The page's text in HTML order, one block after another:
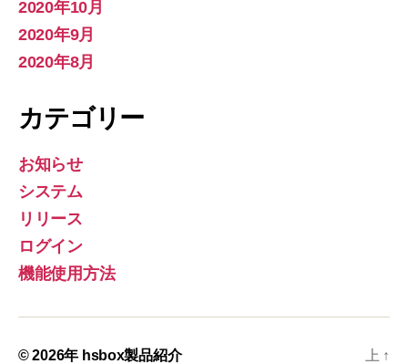
2020年10月
2020年9月
2020年8月
カテゴリー
お知らせ
システム
リリース
ログイン
機能使用方法
© 2026年 hsbox製品紹介 上 ↑